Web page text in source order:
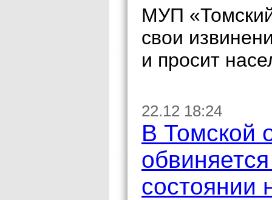
МУП
свои
и просит
22.12 18:24
В Томской
состоянии